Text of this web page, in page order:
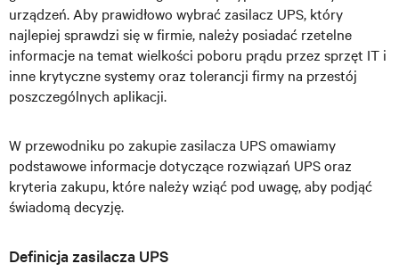
urządzeń. Aby prawidłowo wybrać zasilacz UPS, który
najlepiej sprawdzi się w firmie, należy posiadać rzetelne
informacje na temat wielkości poboru prądu przez sprzęt IT i
inne krytyczne systemy oraz tolerancji firmy na przestój
poszczególnych aplikacji.
W przewodniku po zakupie zasilacza UPS omawiamy
podstawowe informacje dotyczące rozwiązań UPS oraz
kryteria zakupu, które należy wziąć pod uwagę, aby podjąć
świadomą decyzję.
Definicja zasilacza UPS